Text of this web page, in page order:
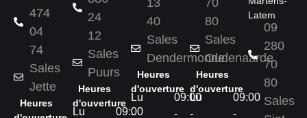
474
04
74
Sales
Jette
Heures
24
12
Sales
Puurs
Heures
d'ouverture
Lu
09:00
13
40
Sales
Dendermonde
Heures
d'ouverture
Lu
-
09:00
-
70
80
Sales
Oudenaarde
Heures
d'ouverture
Lu
-
09:00
-
Latem
09
280
70
80
Sales